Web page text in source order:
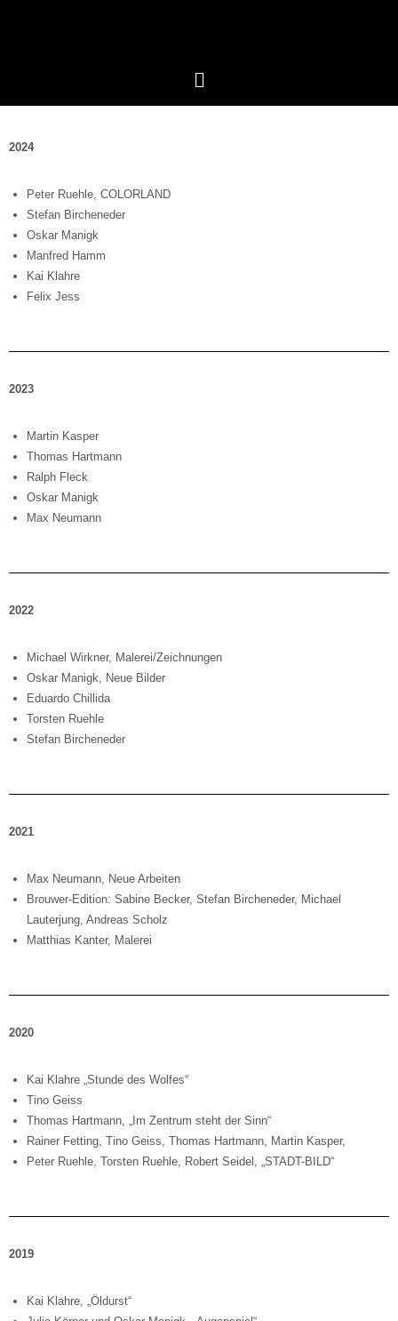
2024
Peter Ruehle, COLORLAND
Stefan Bircheneder
Oskar Manigk
Manfred Hamm
Kai Klahre
Felix Jess
2023
Martin Kasper
Thomas Hartmann
Ralph Fleck
Oskar Manigk
Max Neumann
2022
Michael Wirkner, Malerei/Zeichnungen
Oskar Manigk, Neue Bilder
Eduardo Chillida
Torsten Ruehle
Stefan Bircheneder
2021
Max Neumann, Neue Arbeiten
Brouwer-Edition: Sabine Becker, Stefan Bircheneder, Michael
Lauterjung, Andreas Scholz
Matthias Kanter, Malerei
2020
Kai Klahre „Stunde des Wolfes“
Tino Geiss
Thomas Hartmann, „Im Zentrum steht der Sinn“
Rainer Fetting, Tino Geiss, Thomas Hartmann, Martin Kasper,
Peter Ruehle, Torsten Ruehle, Robert Seidel, „STADT-BILD“
2019
Kai Klahre, „Öldurst“